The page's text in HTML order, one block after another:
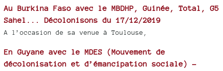
Au Burkina Faso avec le MBDHP, Guinée, Total, G5
Sahel... Décolonisons du 17/12/2019
A l’occasion de sa venue à Toulouse,
En Guyane avec le MDES (Mouvement de
décolonisation et d’émancipation sociale) -